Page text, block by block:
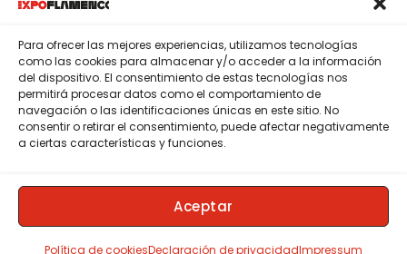
Para ofrecer las mejores experiencias, utilizamos tecnologías
como las cookies para almacenar y/o acceder a la información
del dispositivo. El consentimiento de estas tecnologías nos
permitirá procesar datos como el comportamiento de
navegación o las identificaciones únicas en este sitio. No
consentir o retirar el consentimiento, puede afectar negativamente
a ciertas características y funciones.
Aceptar
Política de cookiesDeclaración de privacidadImpressum
Términos Y Condiciones
Política De Privacidad
Política De Cookies
Aviso Legal
© 2015 - 2026 . Todos los derechos reservados.
Contacto
Membresias